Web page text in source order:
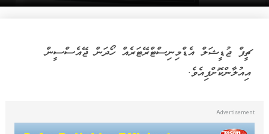
ޗީފް ޖުޑީޝަލް އެޑްމިނިސްޓްރޭޓަރެއް ހޯދަން ޖޭއެސްސީން
އިއުލާންކޮށްފިއެވެ.